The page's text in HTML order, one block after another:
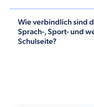
Wie verbindlich sind
Sprach-, Sport- und
Schulseite?